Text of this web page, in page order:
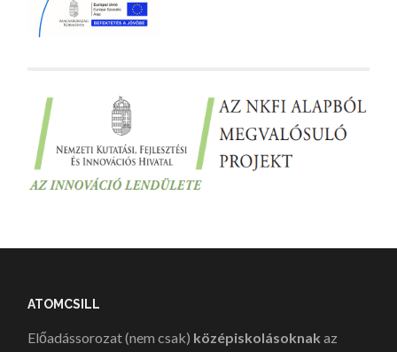
ATOMCSILL
Előadássorozat (nem csak) középiskolásoknak az